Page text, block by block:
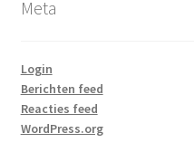
Meta
Login
Berichten feed
Reacties feed
WordPress.org